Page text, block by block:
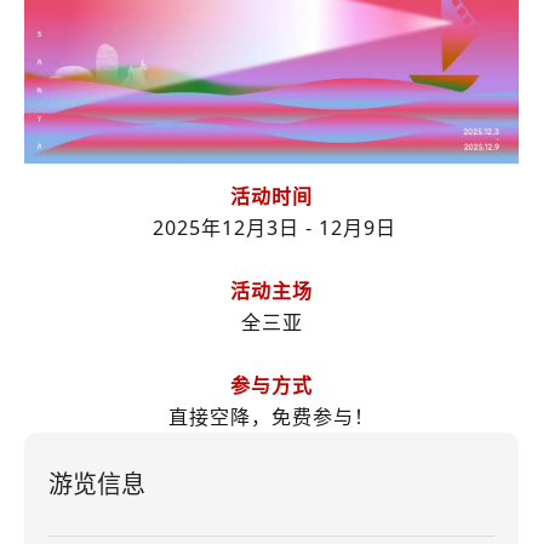
活动时间
2025年12月3日 - 12月9日
活动主场
全三亚
参与方式
直接空降，免费参与！
游览信息